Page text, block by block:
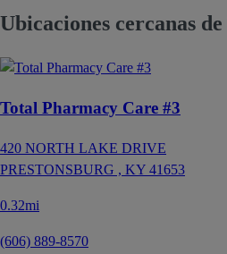
Ubicaciones cercanas
Total Pharmacy Care #3
420 NORTH LAKE DRIVE
PRESTONSBURG , KY 41653
0.32mi
(606) 889-8570